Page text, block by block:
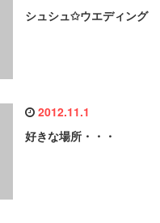
シュシュ✩ウエディング
2012.11.1
好きな場所・・・